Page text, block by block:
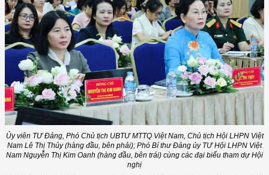
Ủy viên TƯ Đảng, Phó Chủ tịch UBTƯ MTTQ Việt Nam, Chủ tịch Hội LHPN Việt
Nam Lê Thị Thủy (hàng đầu, bên phải); Phó Bí thư Đảng ủy TƯ Hội LHPN Việt
Nam Nguyễn Thị Kim Oanh (hàng đầu, bên trái) cùng các đại biểu tham dự Hội
nghị